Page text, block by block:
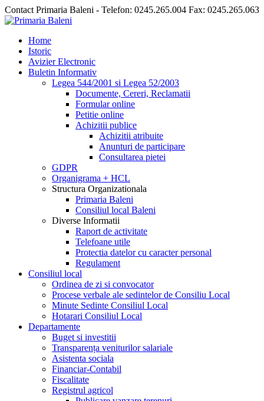
Contact Primaria Baleni - Telefon: 0245.265.004 Fax: 0245.265.063
Home
Istoric
Avizier Electronic
Buletin Informativ
Legea 544/2001 si Legea 52/2003
Documente, Cereri, Reclamatii
Formular online
Petitie online
Achizitii publice
Achizitii atribuite
Anunturi de participare
Consultarea pietei
GDPR
Organigrama + HCL
Structura Organizationala
Primaria Baleni
Consiliul local Baleni
Diverse Informatii
Raport de activitate
Telefoane utile
Protectia datelor cu caracter personal
Regulament
Consiliul local
Ordinea de zi si convocator
Procese verbale ale sedintelor de Consiliu Local
Minute Sedinte Consiliul Local
Hotarari Consiliul Local
Departamente
Buget si investitii
Transparența veniturilor salariale
Asistenta sociala
Financiar-Contabil
Fiscalitate
Registrul agricol